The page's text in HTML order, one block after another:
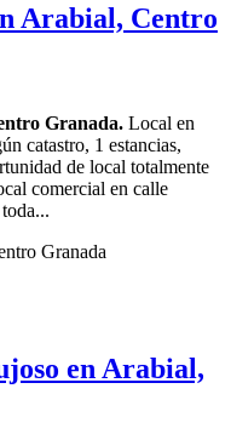
Arabial, Centro
Granada. Local en
catastro, 1 estancias,
de local totalmente
comercial en calle
en Arabial,